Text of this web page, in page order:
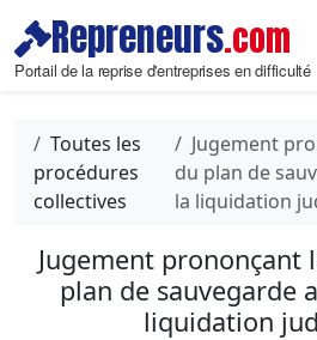
Repreneurs.com
Portail de la reprise d'entreprises en difficulté
Toutes les
procédures
collectives
Jugement
du plan de
la liquidation
Jugement prononçant
plan de sauvegarde
liquidation